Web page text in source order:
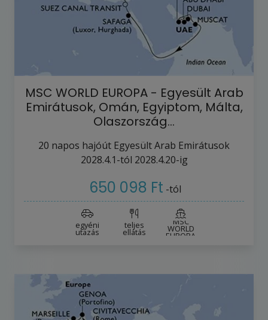
MSC WORLD EUROPA - Egyesült Arab
Emirátusok, Omán, Egyiptom, Málta,
Olaszország…
20 napos hajóút Egyesült Arab Emirátusok
2028.4.1-tól 2028.4.20-ig
650 098 Ft -tól
egyéni
utazás
teljes
ellátás
MSC
WORLD
EUROPA